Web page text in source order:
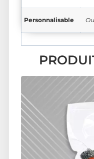
Personnalisable